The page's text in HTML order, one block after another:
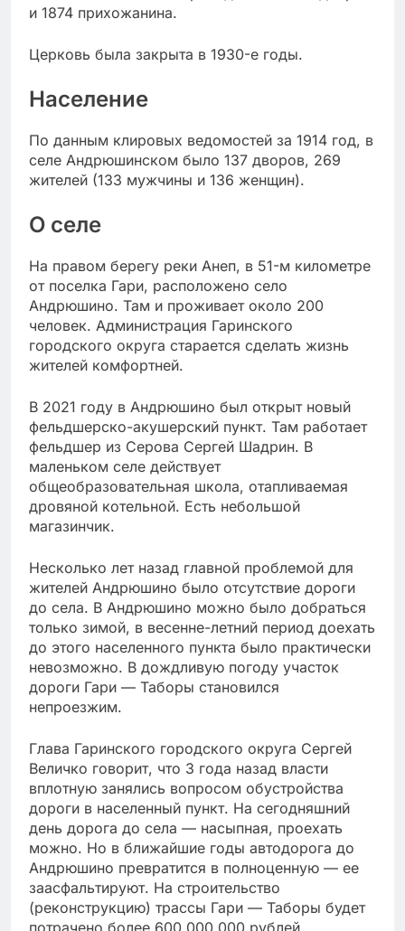
и 1874 прихожанина.
Церковь была закрыта в 1930-е годы.
Население
По данным клировых ведомостей за 1914 год, в
селе Андрюшинском было 137 дворов, 269
жителей (133 мужчины и 136 женщин).
О селе
На правом берегу реки Анеп, в 51-м километре
от поселка Гари, расположено село
Андрюшино. Там и проживает около 200
человек. Администрация Гаринского
городского округа старается сделать жизнь
жителей комфортней.
В 2021 году в Андрюшино был открыт новый
фельдшерско-акушерский пункт. Там работает
фельдшер из Серова Сергей Шадрин. В
маленьком селе действует
общеобразовательная школа, отапливаемая
дровяной котельной. Есть небольшой
магазинчик.
Несколько лет назад главной проблемой для
жителей Андрюшино было отсутствие дороги
до села. В Андрюшино можно было добраться
только зимой, в весенне-летний период доехать
до этого населенного пункта было практически
невозможно. В дождливую погоду участок
дороги Гари — Таборы становился
непроезжим.
Глава Гаринского городского округа Сергей
Величко говорит, что 3 года назад власти
вплотную занялись вопросом обустройства
дороги в населенный пункт. На сегодняшний
день дорога до села — насыпная, проехать
можно. Но в ближайшие годы автодорога до
Андрюшино превратится в полноценную — ее
заасфальтируют. На строительство
(реконструкцию) трассы Гари — Таборы будет
потрачено более 600 000 000 рублей.